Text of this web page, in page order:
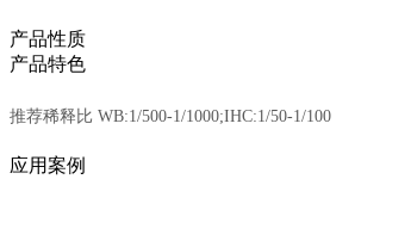
产品性质
产品特色
推荐稀释比 WB:1/500-1/1000;IHC:1/50-1/100
应用案例